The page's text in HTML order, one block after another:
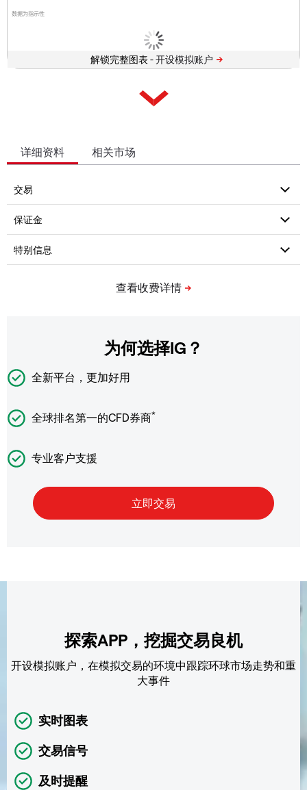
数据为指示性
解锁完整图表 -
详细资料 相关市场
为何选择IG？
全新平台，更加好用
全球排名第一的CFD券商*
专业客户支援
探索APP，挖掘交易良机
开设模拟账户，在模拟交易的环境中跟踪环球市场走势和重
大事件
实时图表
交易信号
及时提醒